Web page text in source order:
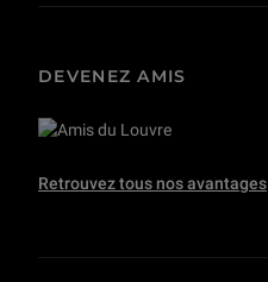
DEVENEZ AMIS
Retrouvez tous nos avantages